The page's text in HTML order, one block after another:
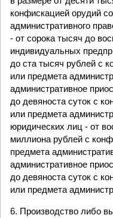
конфискацией орудий
административного
- от сорока тысяч до
индивидуальных
до ста тысяч рублей с
или предмета
административное
до девяноста суток с
или предмета
юридических лиц - от
миллиона рублей с
предмета
административное
до девяноста суток с
или предмета
6. Производство либо